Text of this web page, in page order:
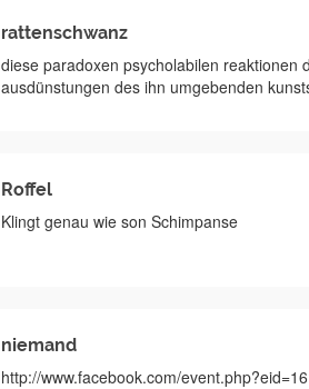
rattenschwanz
diese paradoxen psycholabilen reaktionen
ausdünstungen des ihn umgebenden
Roffel
Klingt genau wie son Schimpanse
niemand
http://www.facebook.com/